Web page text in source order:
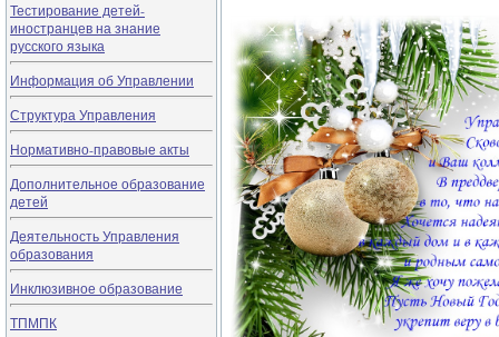
Тестирование детей-
иностранцев на знание
русского языка
Информация об Управлении
Структура Управления
Нормативно-правовые акты
Дополнительное образование
детей
Деятельность Управления
образования
Инклюзивное образование
ТПМПК